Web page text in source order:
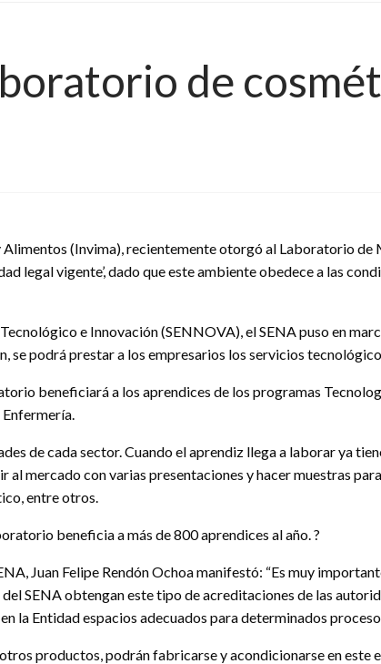
de
(Invima), recientemente otorgó al Laboratorio
legal vigente’, dado que este ambiente obedece a las
e Innovación (SENNOVA), el SENA puso en
se podrá prestar a los empresarios los servicios
beneficiará a los aprendices de los programas
de cada sector. Cuando el aprendiz llega a laborar ya
al mercado con varias presentaciones y hacer muestras
entre otros.
beneficia a más de 800 aprendices al año. ?
Juan Felipe Rendón Ochoa manifestó: “Es muy
SENA obtengan este tipo de acreditaciones de las
la Entidad espacios adecuados para determinados
productos, podrán fabricarse y acondicionarse en este